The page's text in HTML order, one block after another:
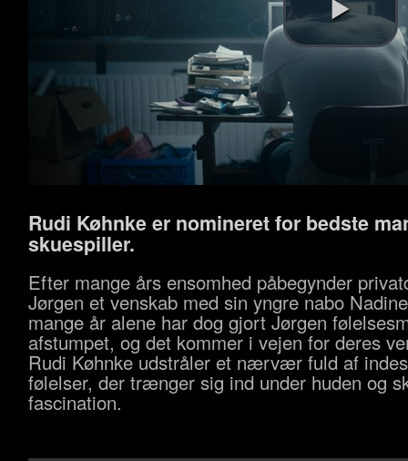
Rudi Køhnke er nomineret for bedste
skuespiller.
Efter mange års ensomhed påbegynder
Jørgen et venskab med sin yngre nabo
mange år alene har dog gjort Jørgen
afstumpet, og det kommer i vejen for deres
Rudi Køhnke udstråler et nærvær fuld af
følelser, der trænger sig ind under huden og
fascination.